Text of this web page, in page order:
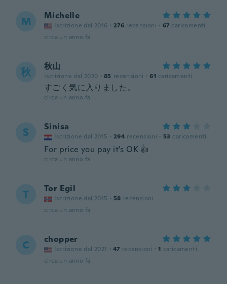
M Michelle
Iscrizione dal 2016 · 276 recensioni · 67 caricamenti
circa un anno fa
秋 秋山
Iscrizione dal 2020 · 85 recensioni · 61 caricamenti
すごく気に入りました。
circa un anno fa
S Sinisa
Iscrizione dal 2015 · 294 recensioni · 53 caricamenti
For price you pay it's OK 👍
circa un anno fa
T Tor Egil
Iscrizione dal 2015 · 58 recensioni
circa un anno fa
C chopper
Iscrizione dal 2021 · 47 recensioni · 1 caricamenti
circa un anno fa